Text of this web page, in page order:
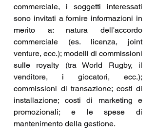
commerciale, i soggetti interessati
sono invitati a fornire informazioni in
merito a: natura dell'accordo
commerciale (es. licenza, joint
venture, ecc.); modelli di commissioni
sulle royalty (tra World Rugby, il
venditore, i giocatori, ecc.);
commissioni di transazione; costi di
installazione; costi di marketing e
promozionali; e le spese di
mantenimento della gestione.